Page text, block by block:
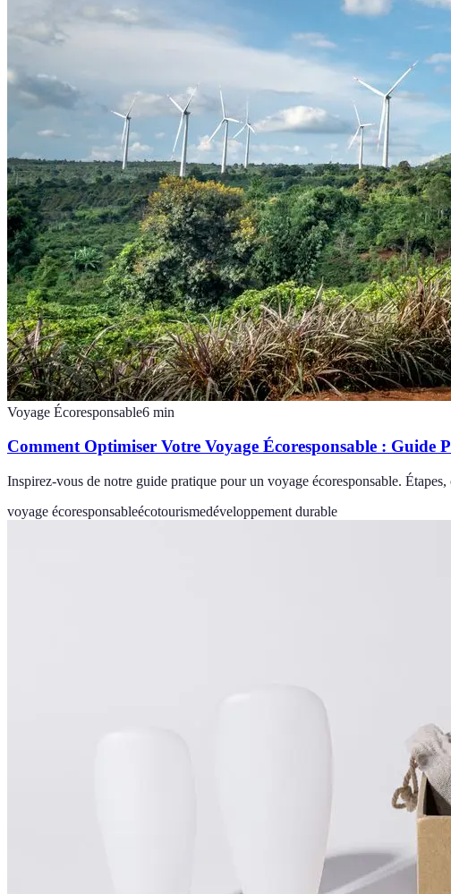
Voyage Écoresponsable6 min
Comment Optimiser Votre Voyage Écoresponsable : Guide
Inspirez-vous de notre guide pratique pour un voyage écoresponsable.
voyage écoresponsableécotourismedéveloppement durable